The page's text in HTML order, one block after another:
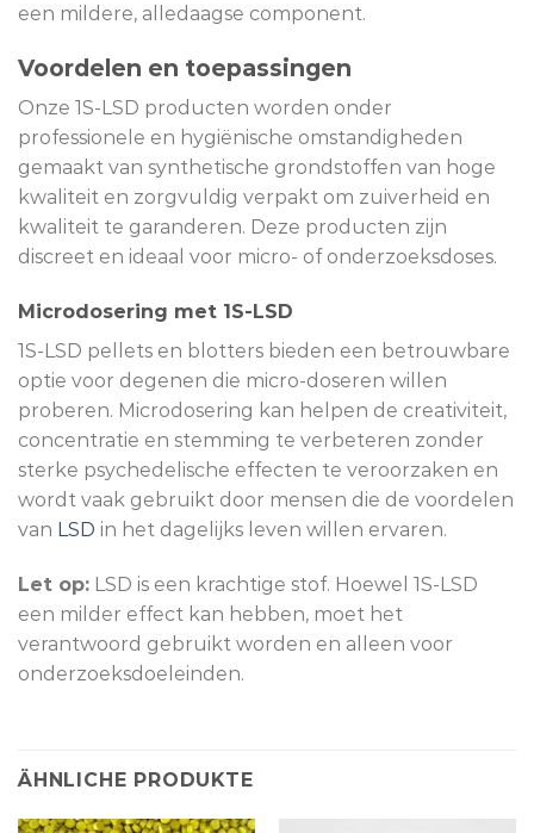
een mildere, alledaagse component.
Voordelen en toepassingen
Onze 1S-LSD producten worden onder
professionele en hygiënische omstandigheden
gemaakt van synthetische grondstoffen van hoge
kwaliteit en zorgvuldig verpakt om zuiverheid en
kwaliteit te garanderen. Deze producten zijn
discreet en ideaal voor micro- of onderzoeksdoses.
Microdosering met 1S-LSD
1S-LSD pellets en blotters bieden een betrouwbare
optie voor degenen die micro-doseren willen
proberen. Microdosering kan helpen de creativiteit,
concentratie en stemming te verbeteren zonder
sterke psychedelische effecten te veroorzaken en
wordt vaak gebruikt door mensen die de voordelen
van LSD in het dagelijks leven willen ervaren.
Let op: LSD is een krachtige stof. Hoewel 1S-LSD
een milder effect kan hebben, moet het
verantwoord gebruikt worden en alleen voor
onderzoeksdoeleinden.
ÄHNLICHE PRODUKTE